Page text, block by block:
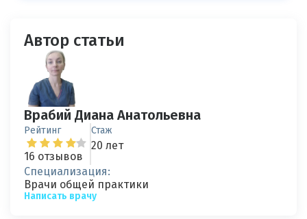
Автор статьи
Врабий Диана Анатольевна
Рейтинг
16 отзывов
Стаж
20 лет
Специализация:
Врачи общей практики
Написать врачу